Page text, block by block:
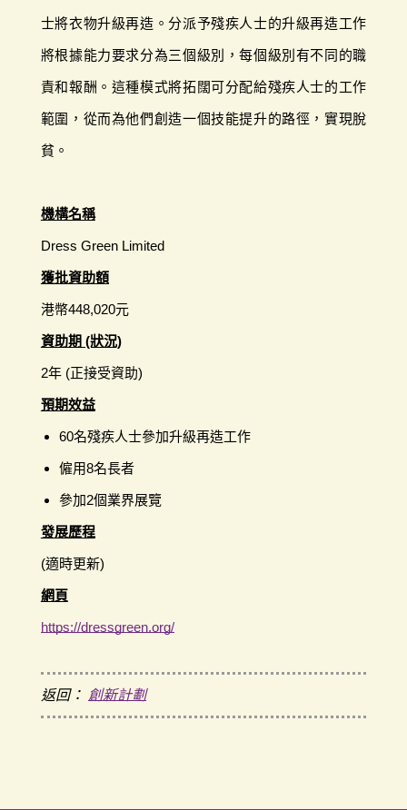
士將衣物升級再造。分派予殘疾人士的升級再造工作
將根據能力要求分為三個級別，每個級別有不同的職
責和報酬。這種模式將拓闊可分配給殘疾人士的工作
範圍，從而為他們創造一個技能提升的路徑，實現脫
貧。
機構名稱
Dress Green Limited
獲批資助額
港幣448,020元
資助期 (狀況)
2年 (正接受資助)
預期效益
60名殘疾人士參加升級再造工作
僱用8名長者
參加2個業界展覽
發展歷程
(適時更新)
網頁
https://dressgreen.org/
返回： 創新計劃